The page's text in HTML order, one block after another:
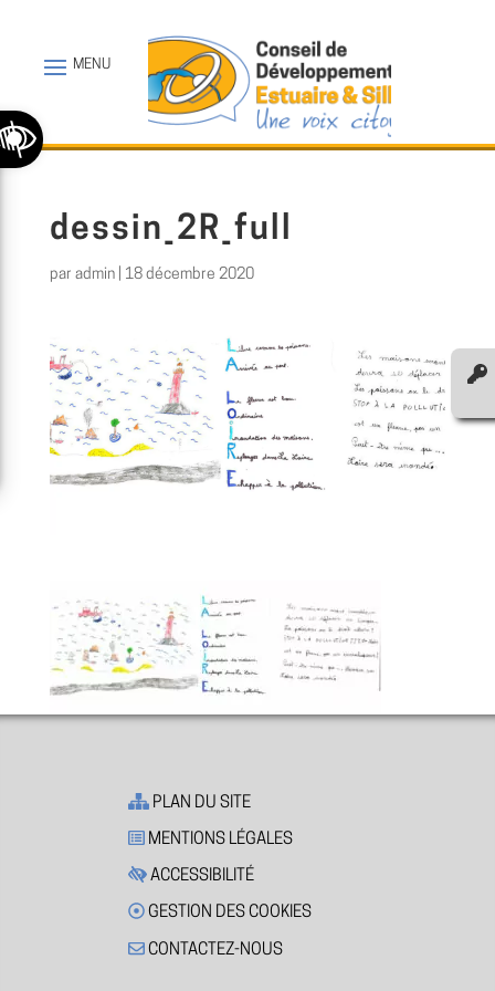
la barre d’outils
dessin_2R_full
par admin| 18 décembre 2020
PLAN DU SITE
MENTIONS LÉGALES
ACCESSIBILITÉ
GESTION DES COOKIES
CONTACTEZ-NOUS